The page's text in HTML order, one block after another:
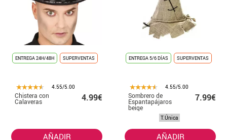
ENTREGA 24H/48H SUPERVENTAS
4.55/5.00
Chistera con
Calaveras 4.99€
AÑADIR
ENTREGA 5/6 DÍAS SUPERVENTAS
4.55/5.00
Sombrero de
Espantapájaros
beige
7.99€
T.Única
AÑADIR